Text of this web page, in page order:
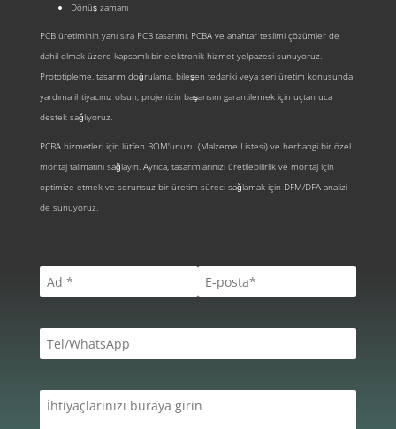
Dönüş zamanı
PCB üretiminin yanı sıra PCB tasarımı, PCBA ve anahtar teslimi çözümler de
dahil olmak üzere kapsamlı bir elektronik hizmet yelpazesi sunuyoruz.
Prototipleme, tasarım doğrulama, bileşen tedariki veya seri üretim konusunda
yardıma ihtiyacınız olsun, projenizin başarısını garantilemek için uçtan uca
destek sağlıyoruz.
PCBA hizmetleri için lütfen BOM'unuzu (Malzeme Listesi) ve herhangi bir özel
montaj talimatını sağlayın. Ayrıca, tasarımlarınızı üretilebilirlik ve montaj için
optimize etmek ve sorunsuz bir üretim süreci sağlamak için DFM/DFA analizi
de sunuyoruz.